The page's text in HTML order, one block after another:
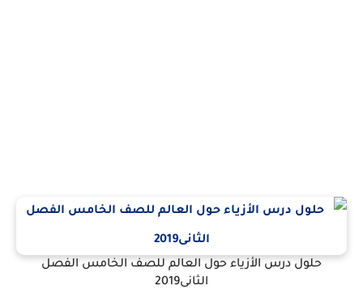
حلول درس الأزياء حول العالم للصف الخامس الفصل
الثانى2019